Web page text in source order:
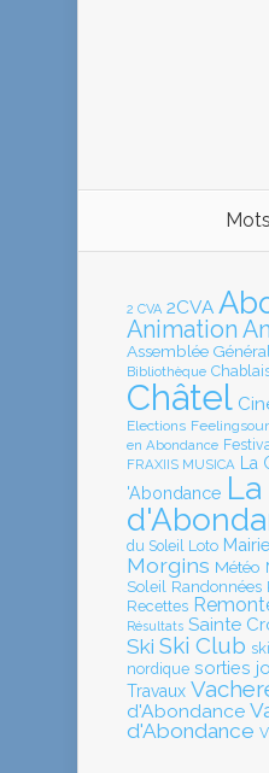
2 CVA 2CVA
Animation
Assemblée
Bibliothèque
Châtel
Elections
en Abondance
FRAXIIS MUSICA
'Abondance
du Soleil Loto Mairie
Morgins Météo
Soleil Randonnées
Recettes
Résultats Sainte
Ski Ski Club
nordique sorties
Travaux
d'Abondance
d'Abondance